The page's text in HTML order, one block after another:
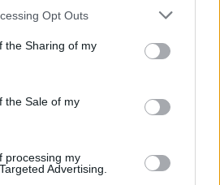
Opt Outs
the Sharing of my
the Sale of my
processing my
Advertising.
Παίδων, Ελλάδα-Ισπανία
Fourlis: Συμφωνία για την
πώληση συμμετοχής στο Sofia